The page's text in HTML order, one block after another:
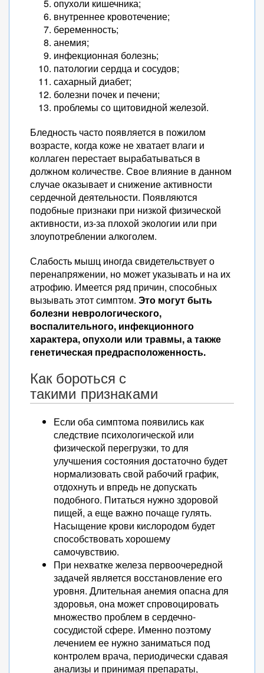
опухоли кишечника;
внутреннее кровотечение;
беременность;
анемия;
инфекционная болезнь;
патологии сердца и сосудов;
сахарный диабет;
болезни почек и печени;
проблемы со щитовидной железой.
Бледность часто появляется в пожилом
возрасте, когда коже не хватает влаги и
коллаген перестает вырабатываться в
должном количестве. Свое влияние в данном
случае оказывает и снижение активности
сердечной деятельности. Появляются
подобные признаки при низкой физической
активности, из-за плохой экологии или при
злоупотреблении алкоголем.
Слабость мышц иногда свидетельствует о
перенапряжении, но может указывать и на их
атрофию. Имеется ряд причин, способных
вызывать этот симптом. Это могут быть
болезни неврологического,
воспалительного, инфекционного
характера, опухоли или травмы, а также
генетическая предрасположенность.
Как бороться с
такими признаками
Если оба симптома появились как
следствие психологической или
физической перегрузки, то для
улучшения состояния достаточно будет
нормализовать свой рабочий график,
отдохнуть и впредь не допускать
подобного. Питаться нужно здоровой
пищей, а еще важно почаще гулять.
Насыщение крови кислородом будет
способствовать хорошему
самочувствию.
При нехватке железа первоочередной
задачей является восстановление его
уровня. Длительная анемия опасна для
здоровья, она может спровоцировать
множество проблем в сердечно-
сосудистой сфере. Именно поэтому
лечением ее нужно заниматься под
контролем врача, периодически сдавая
анализы и принимая препараты,